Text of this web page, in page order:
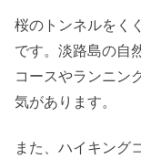
桜のトンネルをく
です。淡路島の自
コースやランニン
気があります。
また、ハイキング